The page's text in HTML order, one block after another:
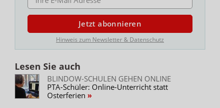
Jetzt abonnieren
Hinweis zum Newsletter & Datenschutz
Lesen Sie auch
BLINDOW-SCHULEN GEHEN ONLINE
PTA-Schüler: Online-Unterricht statt
Osterferien